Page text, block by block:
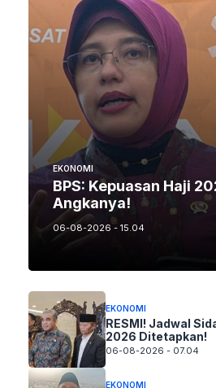
EKONOMI
BPS: Kepuasan Haji
Angkanya!
06-08-2026 - 15.04
EKONOMI
RESMI! Jadwal
2026 Ditetapkan!
06-08-2026 - 07.04
EKONOMI